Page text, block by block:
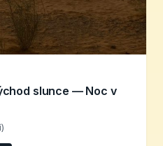
slunce — Noc v